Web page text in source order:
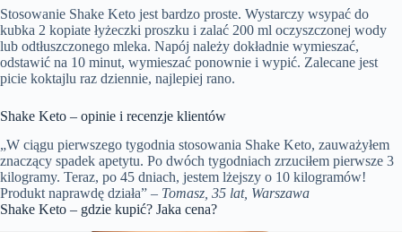
Stosowanie Shake Keto jest bardzo proste. Wystarczy wsypać do
kubka 2 kopiate łyżeczki proszku i zalać 200 ml oczyszczonej wody
lub odtłuszczonego mleka. Napój należy dokładnie wymieszać,
odstawić na 10 minut, wymieszać ponownie i wypić. Zalecane jest
picie koktajlu raz dziennie, najlepiej rano.
Shake Keto – opinie i recenzje klientów
„W ciągu pierwszego tygodnia stosowania Shake Keto, zauważyłem
znaczący spadek apetytu. Po dwóch tygodniach zrzuciłem pierwsze 3
kilogramy. Teraz, po 45 dniach, jestem lżejszy o 10 kilogramów!
Produkt naprawdę działa” – Tomasz, 35 lat, Warszawa
Shake Keto – gdzie kupić? Jaka cena?